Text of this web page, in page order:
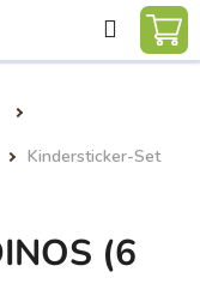
Suchen
Kindersticker-Set
(6